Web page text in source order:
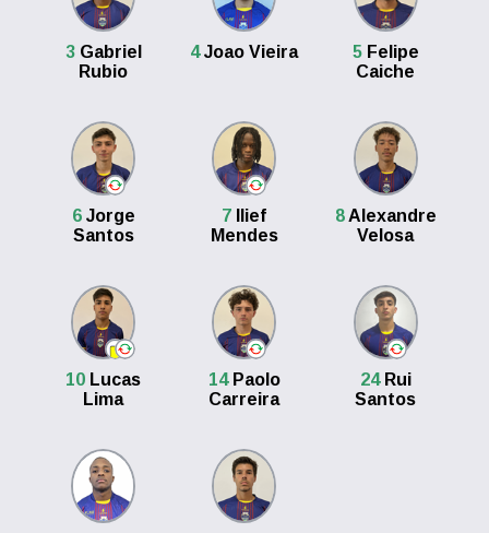
3Gabriel
Rubio
4Joao Vieira 5Felipe
Caiche
6Jorge
Santos
7 Ilief
Mendes
8Alexandre
Velosa
10 Lucas
Lima
14Paolo
Carreira
24Rui
Santos